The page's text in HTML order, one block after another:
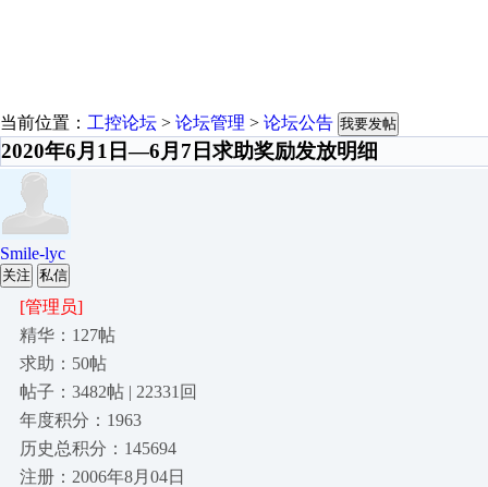
当前位置： 工控论坛 > 论坛管理 > 论坛公告 我要发帖
2020年6月1日—6月7日求助奖励发放明细
Smile-lyc
关注 私信
[管理员]
精华：127帖
求助：50帖
帖子：3482帖 | 22331回
年度积分：1963
历史总积分：145694
注册：2006年8月04日